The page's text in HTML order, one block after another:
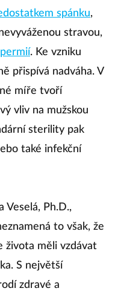
spánku,
stravou,
. Ke vzniku
přispívá nadváha. V
míře tvoří
vliv na mužskou
sterility pak
také infekční
Veselá, Ph.D.,
to však, že
života měli vzdávat
S největší
zdravé a